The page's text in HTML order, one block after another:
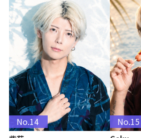
No.14 No.15